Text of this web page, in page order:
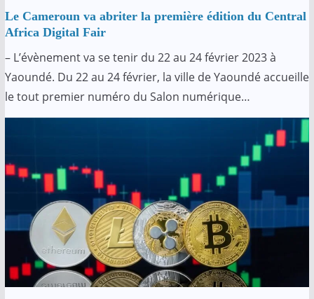
Le Cameroun va abriter la première édition du Central
Africa Digital Fair
– L’évènement va se tenir du 22 au 24 février 2023 à
Yaoundé. Du 22 au 24 février, la ville de Yaoundé accueille
le tout premier numéro du Salon numérique…